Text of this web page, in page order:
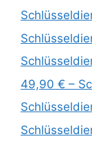
49,90 € –